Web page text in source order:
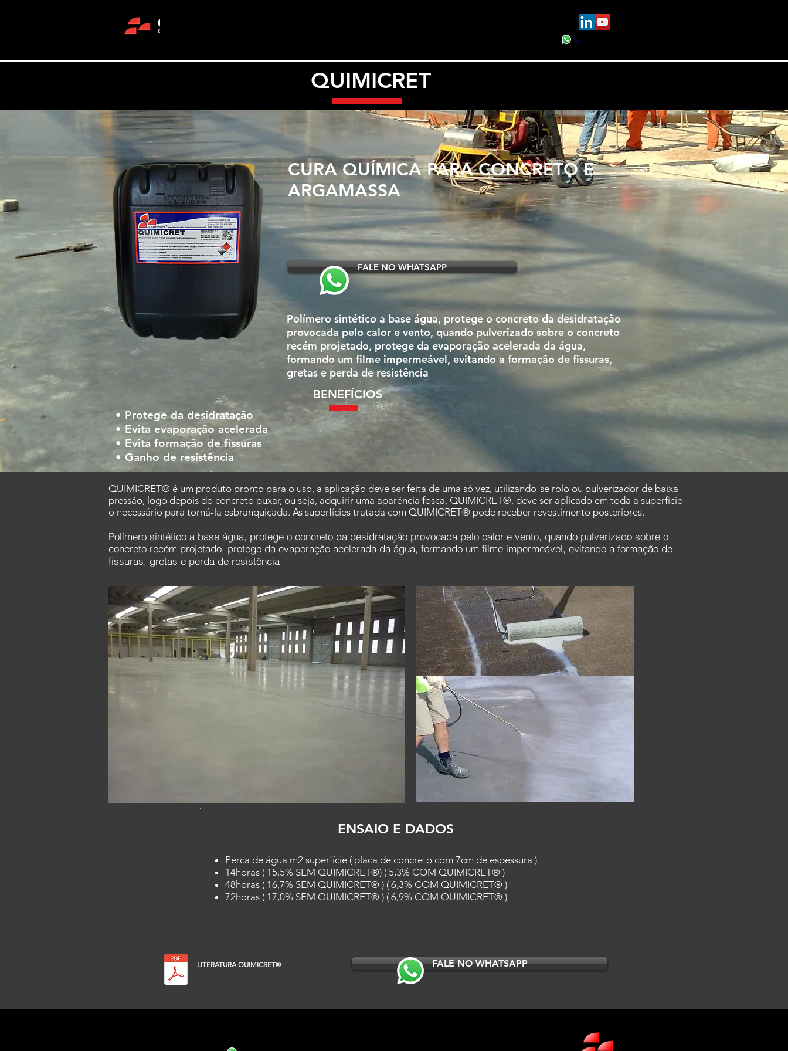
QUIMICRET
FALE NO WHATSAPP
BENEFÍCIOS
• Protege da desidratação
• Evita evaporação acelerada
• Evita formação de fissuras
• Ganho de resistência
CURA QUÍMICA PARA CONCRETO E
ARGAMASSA
Polímero sintético a base água, protege o concreto da desidratação
provocada pelo calor e vento, quando pulverizado sobre o concreto
recém projetado, protege da evaporação acelerada da água,
formando um filme impermeável, evitando a formação de fissuras,
gretas e perda de resistência
QUIMICRET® é um produto pronto para o uso, a aplicação deve ser feita de uma só vez, utilizando-se rolo ou pulverizador de baixa
pressão, logo depois do concreto puxar, ou seja, adquirir uma aparência fosca, QUIMICRET®, deve ser aplicado em toda a superfície
o necessário para torná-la esbranquiçada. As superfícies tratada com QUIMICRET® pode receber revestimento posteriores.
Polímero sintético a base água, protege o concreto da desidratação provocada pelo calor e vento, quando pulverizado sobre o
concreto recém projetado, protege da evaporação acelerada da água, formando um filme impermeável, evitando a formação de
fissuras, gretas e perda de resistência
ENSAIO E DADOS
Perca de água m2 superfície ( placa de concreto com 7cm de espessura )
14horas ( 15,5% SEM QUIMICRET®) ( 5,3% COM QUIMICRET® )
48horas ( 16,7% SEM QUIMICRET® ) ( 6,3% COM QUIMICRET® )
72horas ( 17,0% SEM QUIMICRET® ) ( 6,9% COM QUIMICRET® )
LITERATURA QUIMICRET® FALE NO WHATSAPP